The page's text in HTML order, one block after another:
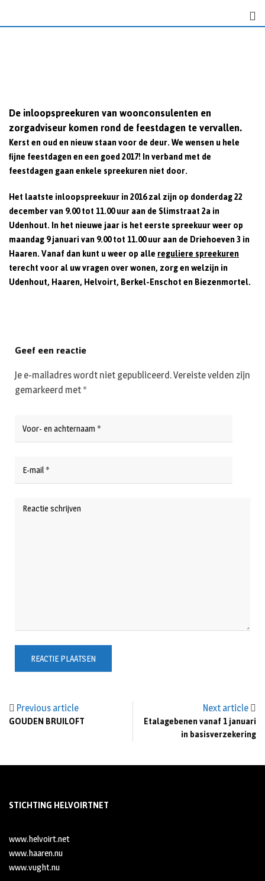
De inloopspreekuren van woonconsulenten en
zorgadviseur komen rond de feestdagen te vervallen.
Kerst en oud en nieuw staan voor de deur. We wensen u hele
fijne feestdagen en een goed 2017! In verband met de
feestdagen gaan enkele spreekuren niet door.
Het laatste inloopspreekuur in 2016 zal zijn op donderdag 22
december van 9.00 tot 11.00 uur aan de Slimstraat 2a in
Udenhout. In het nieuwe jaar is het eerste spreekuur weer op
maandag 9 januari van 9.00 tot 11.00 uur aan de Driehoeven 3 in
Haaren. Vanaf dan kunt u weer op allereguliere spreekuren
terecht voor al uw vragen over wonen, zorg en welzijn in
Udenhout, Haaren, Helvoirt, Berkel-Enschot en Biezenmortel.
Previous article
GOUDEN BRUILOFT
Next article
Etalagebenen vanaf 1 januari
in basisverzekering
Geef een reactie
Je e-mailadres wordt niet gepubliceerd.Vereiste velden zijn
gemarkeerd met *
STICHTING HELVOIRTNET
www.helvoirt.net
www.haaren.nu
www.vught.nu